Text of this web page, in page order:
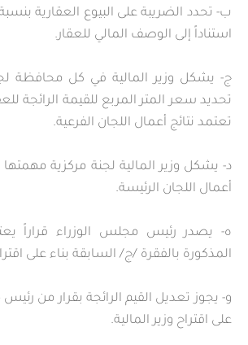
ب- تحدد الضريبة على البيوع العقارية
استناداً إلى الوصف المالي للعقار.
ج- يشكل وزير المالية في كل محافظة
تحديد سعر المتر المربع للقيمة الرائجة
تعتمد نتائج أعمال اللجان الفرعية.
د- يشكل وزير المالية لجنة مركزية مهمتها
أعمال اللجان الرئيسة.
ه- يصدر رئيس مجلس الوزراء قراراً
المذكورة بالفقرة /ج/ السابقة بناء على
و- يجوز تعديل القيم الرائجة بقرار من
على اقتراح وزير المالية.